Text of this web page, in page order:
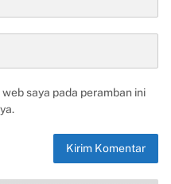
saya pada peramban ini